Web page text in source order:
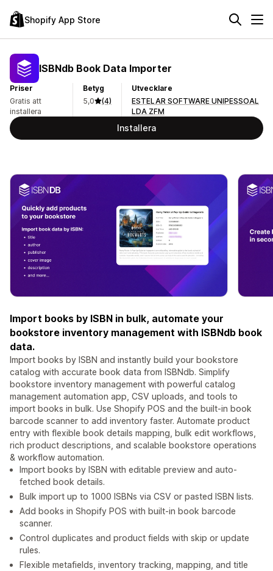
Shopify App Store
ISBNdb Book Data Importer
Priser
Gratis att
installera
Betyg
5,0
(4)
Utvecklare
ESTELAR SOFTWARE UNIPESSOAL
LDA ZFM
Installera
Import books by ISBN in bulk, automate your
bookstore inventory management with ISBNdb book
data.
Import books by ISBN and instantly build your bookstore
catalog with accurate book data from ISBNdb. Simplify
bookstore inventory management with powerful catalog
management automation app, CSV uploads, and tools to
import books in bulk. Use Shopify POS and the built-in book
barcode scanner to add inventory faster. Automate product
entry with flexible book details mapping, bulk edit workflows,
rich product descriptions, and scalable bookstore operations
& workflow automation.
Import books by ISBN with editable preview and auto-
fetched book details.
Bulk import up to 1000 ISBNs via CSV or pasted ISBN lists.
Add books in Shopify POS with built-in book barcode
scanner.
Control duplicates and product fields with skip or update
rules.
Flexible metafields, inventory tracking, mapping, and title